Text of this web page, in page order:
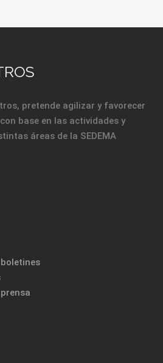
pretende agilizar y favorecer
base en las actividades y
áreas de la SEDEMA